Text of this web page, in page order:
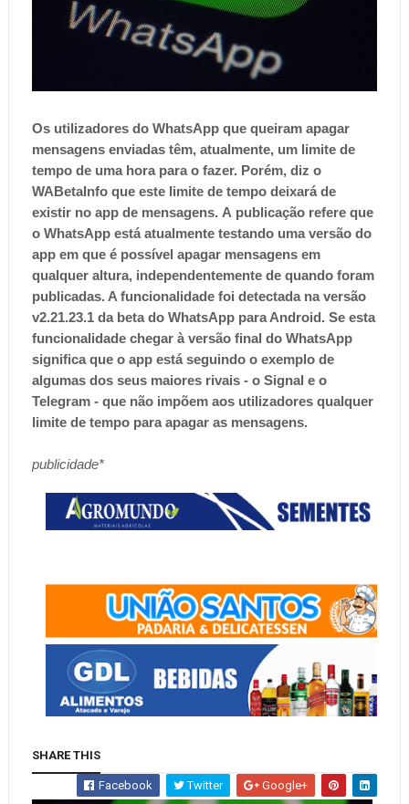
Os utilizadores do WhatsApp que queiram apagar
mensagens enviadas têm, atualmente, um limite de
tempo de uma hora para o fazer. Porém, diz o
WABetaInfo que este limite de tempo deixará de
existir no app de mensagens. A publicação refere que
o WhatsApp está atualmente testando uma versão do
app em que é possível apagar mensagens em
qualquer altura, independentemente de quando foram
publicadas. A funcionalidade foi detectada na versão
v2.21.23.1 da beta do WhatsApp para Android. Se esta
funcionalidade chegar à versão final do WhatsApp
significa que o app está seguindo o exemplo de
algumas dos seus maiores rivais - o Signal e o
Telegram - que não impõem aos utilizadores qualquer
limite de tempo para apagar as mensagens.
publicidade*
SHARE THIS
Facebook Twitter Google+